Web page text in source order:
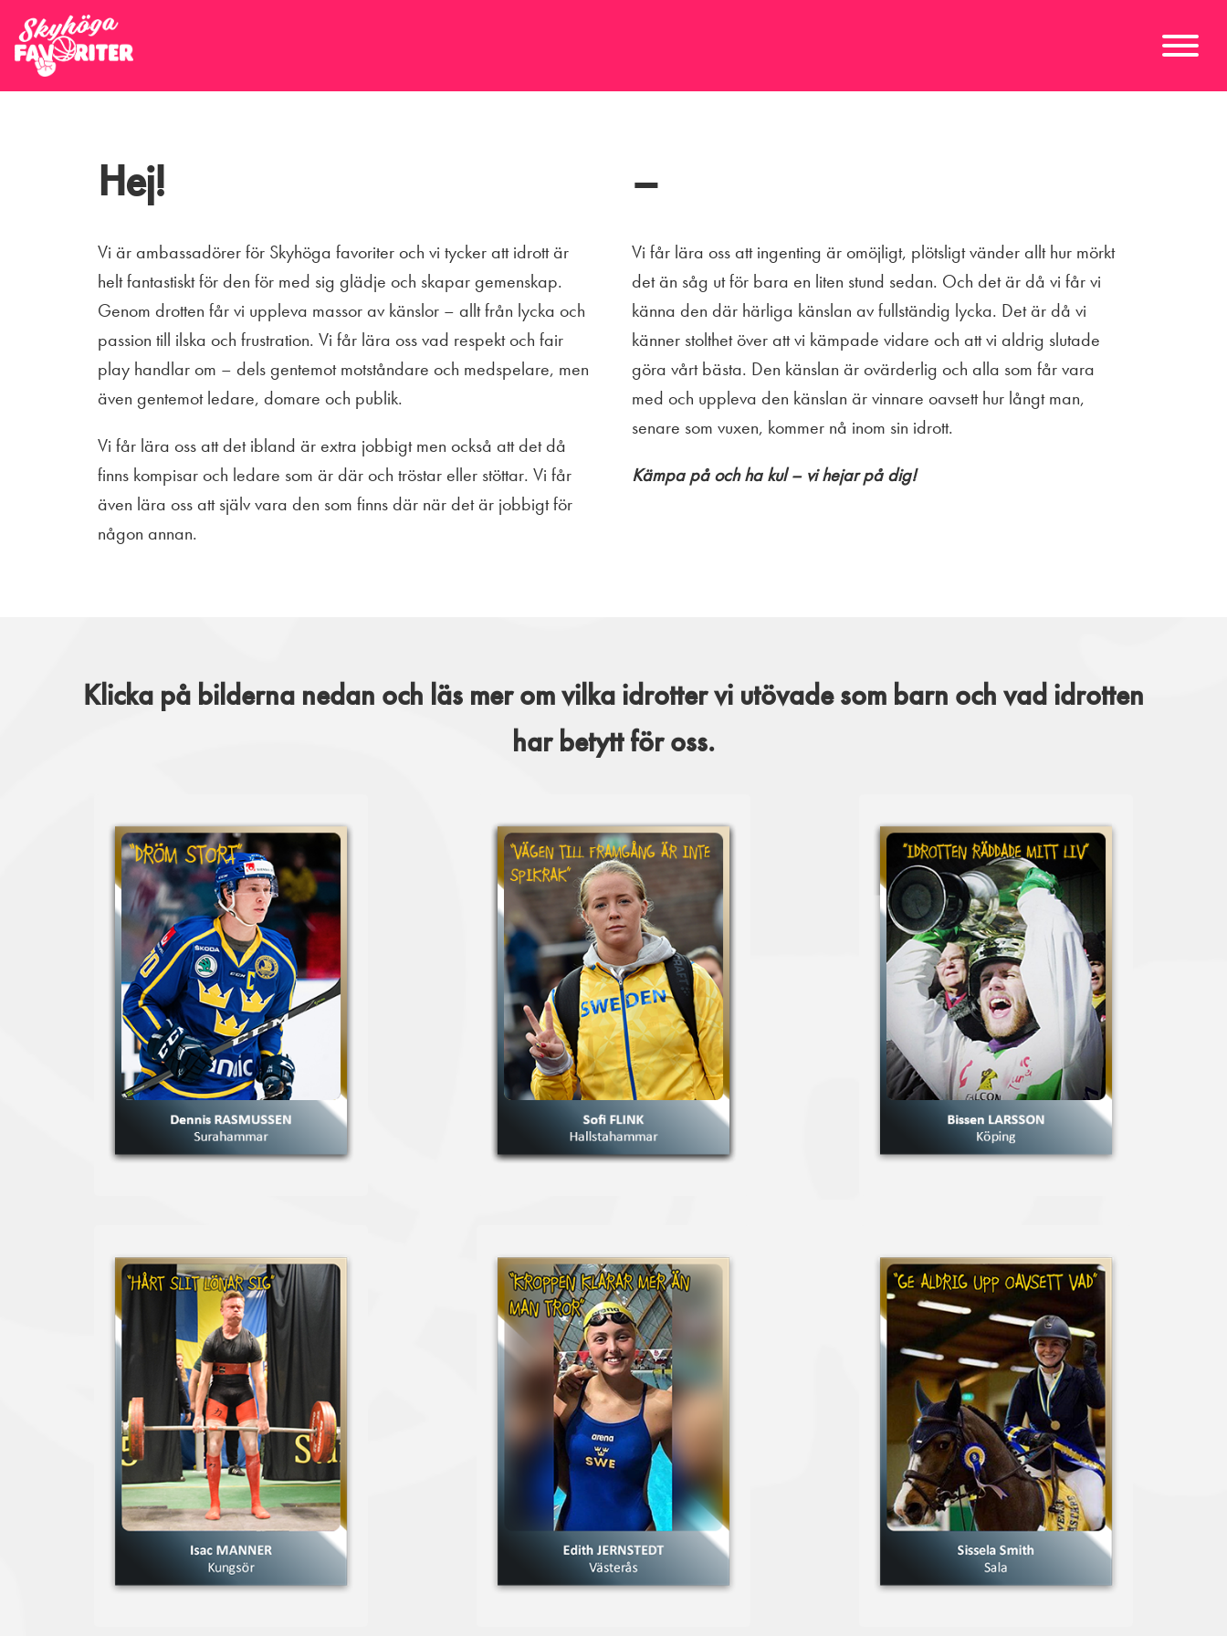
Hej!
Vi är ambassadörer för Skyhöga favoriter och vi tycker att idrott är
helt fantastiskt för den för med sig glädje och skapar gemenskap.
Genom drotten får vi uppleva massor av känslor – allt från lycka och
passion till ilska och frustration. Vi får lära oss vad respekt och fair
play handlar om – dels gentemot motståndare och medspelare, men
även gentemot ledare, domare och publik.
Vi får lära oss att det ibland är extra jobbigt men också att det då
finns kompisar och ledare som är där och tröstar eller stöttar. Vi får
även lära oss att själv vara den som finns där när det är jobbigt för
någon annan.
–
Vi får lära oss att ingenting är omöjligt, plötsligt vänder allt hur mörkt
det än såg ut för bara en liten stund sedan. Och det är då vi får vi
känna den där härliga känslan av fullständig lycka. Det är då vi
känner stolthet över att vi kämpade vidare och att vi aldrig slutade
göra vårt bästa. Den känslan är ovärderlig och alla som får vara
med och uppleva den känslan är vinnare oavsett hur långt man,
senare som vuxen, kommer nå inom sin idrott.
Kämpa på och ha kul – vi hejar på dig!
Klicka på bilderna nedan och läs mer om vilka idrotter vi utövade som barn och vad idrotten
har betytt för oss.